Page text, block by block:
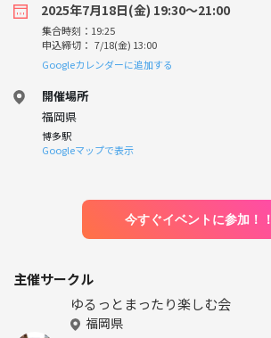
2025年7月18日(金) 19:30〜21:00
集合時刻：19:25
申込締切： 7/18(金) 13:00
Googleカレンダーに追加する
開催場所
福岡県
博多駅
Googleマップで表示
今すぐイベントに参加！！
主催サークル
ゆるっとまったり楽しむ会
福岡県